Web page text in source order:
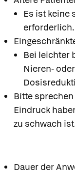
Es ist keine
erforderlich.
Bei leichter
Nieren-
Bitte
Eindruck
zu schwach
Dauer der